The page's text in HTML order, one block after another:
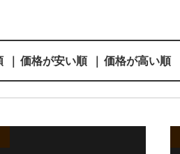
価格が安い順 価格が高い順